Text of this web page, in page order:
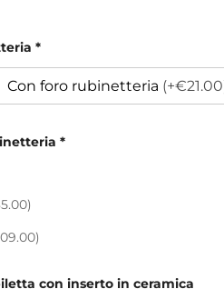
*
Con foro rubinetteria
*
con inserto in ceramica